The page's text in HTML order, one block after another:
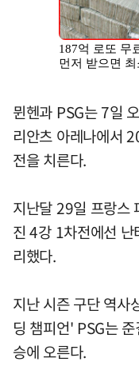
뮌헨과 PSG는 7일
리안츠 아레나에서
전을 치른다.
지난달 29일 프랑스
진 4강 1차전에선
리했다.
지난 시즌 구단 역사
딩 챔피언' PSG는
승에 오른다.